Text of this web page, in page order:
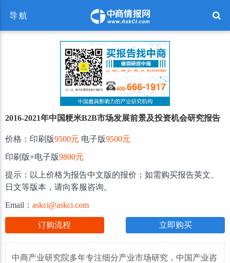
导航
2016-2021年中国粳米B2B市场发展前景及投资机会研究报告
价格：印刷版9500元 电子版9500元
印刷版+电子版9800元
提示：以上价格为报告中文版的报价；如需购买报告英文、
日文等版本，请向客服咨询。
Email： askci@askci.com
订购流程 立即购买
中商产业研究院多年专注细分产业市场研究，中国产业咨